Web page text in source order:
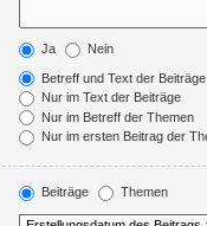
Ja Nein
Betreff und Text der Beiträge
Nur im Text der Beiträge
Nur im Betreff der Themen
Nur im ersten Beitrag der
Beiträge Themen